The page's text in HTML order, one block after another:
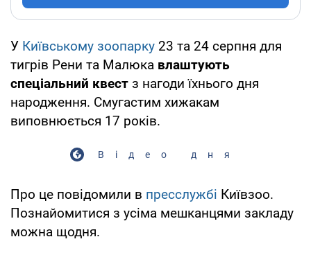
У Київському зоопарку 23 та 24 серпня для
тигрів Рени та Малюка влаштують
спеціальний квест з нагоди їхнього дня
народження. Смугастим хижакам
виповнюється 17 років.
Відео дня
Про це повідомили в пресслужбі Київзоо.
Познайомитися з усіма мешканцями закладу
можна щодня.